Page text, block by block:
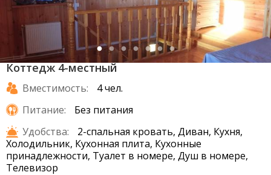
Коттедж 4-местный
Вместимость:
4 чел.
Питание:
Без питания
Удобства:
2-спальная кровать, Диван, Кухня,
Холодильник, Кухонная плита, Кухонные
принадлежности, Туалет в номере, Душ в номере,
Телевизор